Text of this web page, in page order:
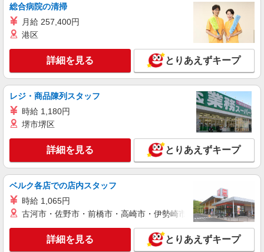
キープ 詳細を見る
派遣社員
介護付き有料老人ホームでの夜専介護士
1夜勤：24300円〜27900円 ※資格や経験など
による
埼玉県川口市
詳細を見る
株式会社kotrio /●SW-H1-1815953
[ 綺麗 ]高級シニアマンションで生活ケア/見守
りなど/川口市
時給1650円〜2312円 ＜日払い有/週払い有/交
通費全支給(ガソリン代含む)＞
＜駅チカ＞川口元郷駅すぐ
総合病院の清掃
月給 257,400円
港区
詳細を見る とりあえずキープ
レジ・商品陳列スタッフ
時給 1,180円
堺市堺区
詳細を見る とりあえずキープ
ベルク各店での店内スタッフ
時給 1,065円
古河市・佐野市・前橋市・高崎市・伊勢崎市・太田市・館林市
詳細を見る とりあえずキープ